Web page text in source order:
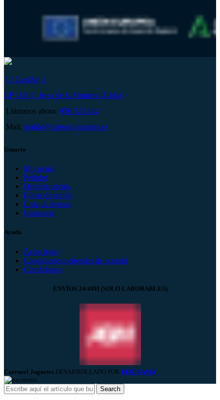
C/ Castilla, 1
CP 11402, Jerez de la Frontera (Cádiz)
Llámanos ahora: 956 320 284
Mail: tienda@carruseljuguetes.es
Usuario
Mi cuenta
Pedidos
Detalles cuenta
Editar dirección
Lista de deseos
Comparar
Ayuda
Aviso legal
Condiciones generales de compra
Contáctanos
ENVÍOS 24/48H (SOLO LABORABLES)
Carrusel Juguetes DESARROLLADO POR PIXERAMA
Search